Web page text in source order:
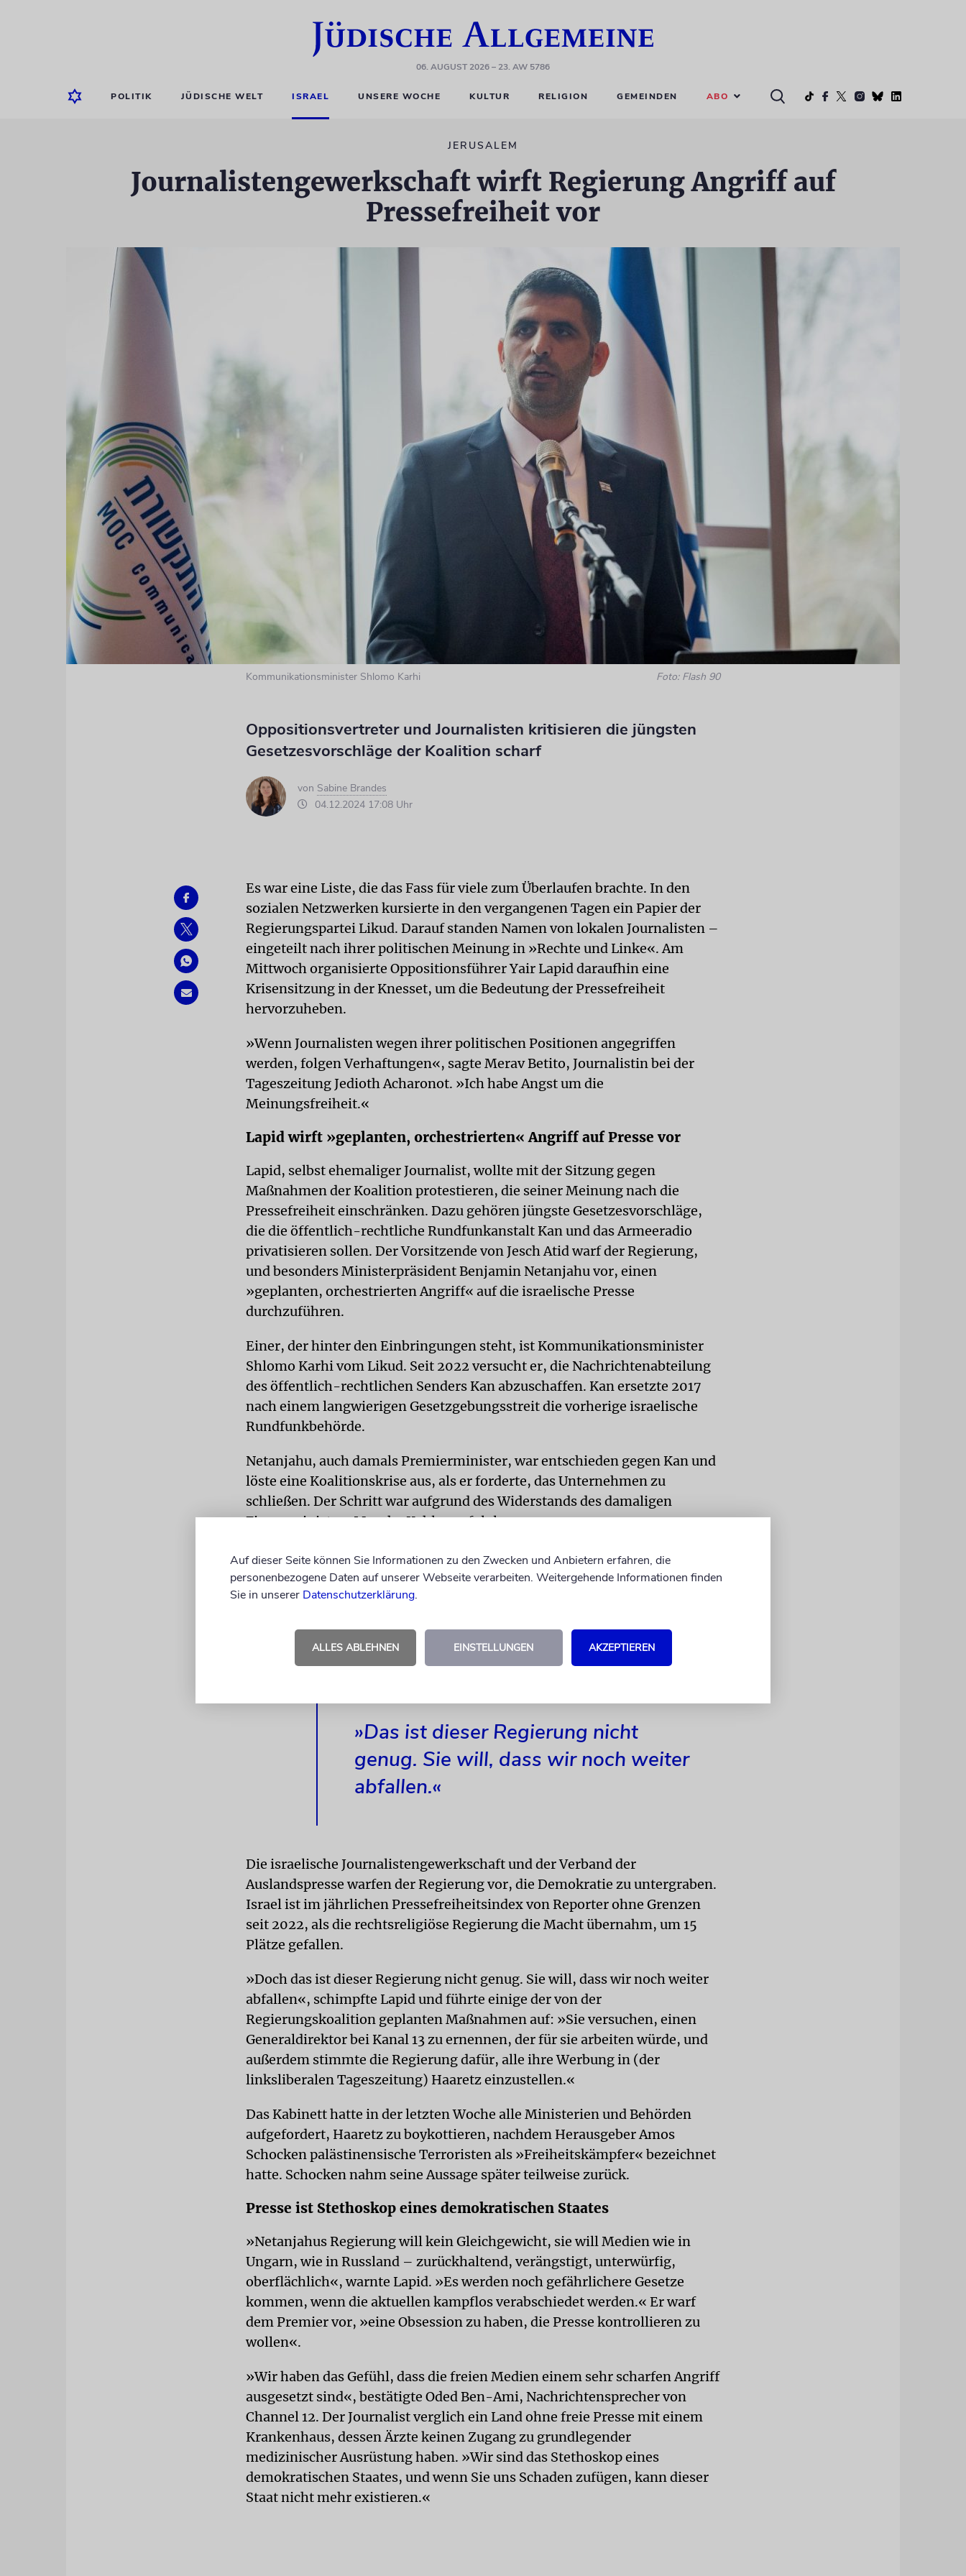
06. AUGUST 2026– 23. AW 5786
POLITIK JÜDISCHE WELT ISRAEL UNSERE WOCHE KULTUR RELIGION GEMEINDEN ABO
JERUSALEM
Journalistengewerkschaft wirft Regierung Angriff auf
Pressefreiheit vor
Kommunikationsminister Shlomo Karhi Foto: Flash 90
Oppositionsvertreter und Journalisten kritisieren die jüngsten
Gesetzesvorschläge der Koalition scharf
von Sabine Brandes
04.12.2024 17:08 Uhr
Es war eine Liste, die das Fass für viele zum Überlaufen brachte. In den
sozialen Netzwerken kursierte in den vergangenen Tagen ein Papier der
Regierungspartei Likud. Darauf standen Namen von lokalen Journalisten –
eingeteilt nach ihrer politischen Meinung in »Rechte und Linke«. Am
Mittwoch organisierte Oppositionsführer Yair Lapid daraufhin eine
Krisensitzung in der Knesset, um die Bedeutung der Pressefreiheit
hervorzuheben.
»Wenn Journalisten wegen ihrer politischen Positionen angegriffen
werden, folgen Verhaftungen«, sagte Merav Betito, Journalistin bei der
Tageszeitung Jedioth Acharonot. »Ich habe Angst um die
Meinungsfreiheit.«
Lapid wirft »geplanten, orchestrierten« Angriff auf Presse vor
Lapid, selbst ehemaliger Journalist, wollte mit der Sitzung gegen
Maßnahmen der Koalition protestieren, die seiner Meinung nach die
Pressefreiheit einschränken. Dazu gehören jüngste Gesetzesvorschläge,
die die öffentlich-rechtliche Rundfunkanstalt Kan und das Armeeradio
privatisieren sollen. Der Vorsitzende von Jesch Atid warf der Regierung,
und besonders Ministerpräsident Benjamin Netanjahu vor, einen
»geplanten, orchestrierten Angriff« auf die israelische Presse
durchzuführen.
Einer, der hinter den Einbringungen steht, ist Kommunikationsminister
Shlomo Karhi vom Likud. Seit 2022 versucht er, die Nachrichtenabteilung
des öffentlich-rechtlichen Senders Kan abzuschaffen. Kan ersetzte 2017
nach einem langwierigen Gesetzgebungsstreit die vorherige israelische
Rundfunkbehörde.
Netanjahu, auch damals Premierminister, war entschieden gegen Kan und
löste eine Koalitionskrise aus, als er forderte, das Unternehmen zu
schließen. Der Schritt war aufgrund des Widerstands des damaligen
Finanzministers Mosche Kahlon erfolglos.
Bei der Sitzung wies Karhi Vorwürfe zurück, die Regierung arbeite daran,
die Presse einzuschränken. Er sprach davon, dass die Gesetze tatsächlich
die Meinungsfreiheit erhöhen werden und argumentierte, die von der
Abschaffung regionaler Beschränkungen für den Wettbewerb öffnen. Er
machte zudem klar: »Ich arbeite für die Öffentlichkeit und nicht für die
»Das ist dieser Regierung nicht
genug. Sie will, dass wir noch weiter
abfallen.«
Die israelische Journalistengewerkschaft und der Verband der
Auslandspresse warfen der Regierung vor, die Demokratie zu untergraben.
Israel ist im jährlichen Pressefreiheitsindex von Reporter ohne Grenzen
seit 2022, als die rechtsreligiöse Regierung die Macht übernahm, um 15
Plätze gefallen.
»Doch das ist dieser Regierung nicht genug. Sie will, dass wir noch weiter
abfallen«, schimpfte Lapid und führte einige der von der
Regierungskoalition geplanten Maßnahmen auf: »Sie versuchen, einen
Generaldirektor bei Kanal 13 zu ernennen, der für sie arbeiten würde, und
außerdem stimmte die Regierung dafür, alle ihre Werbung in (der
linksliberalen Tageszeitung) Haaretz einzustellen.«
Das Kabinett hatte in der letzten Woche alle Ministerien und Behörden
aufgefordert, Haaretz zu boykottieren, nachdem Herausgeber Amos
Schocken palästinensische Terroristen als »Freiheitskämpfer« bezeichnet
hatte. Schocken nahm seine Aussage später teilweise zurück.
Presse ist Stethoskop eines demokratischen Staates
»Netanjahus Regierung will kein Gleichgewicht, sie will Medien wie in
Ungarn, wie in Russland – zurückhaltend, verängstigt, unterwürfig,
oberflächlich«, warnte Lapid. »Es werden noch gefährlichere Gesetze
kommen, wenn die aktuellen kampflos verabschiedet werden.« Er warf
dem Premier vor, »eine Obsession zu haben, die Presse kontrollieren zu
wollen«.
»Wir haben das Gefühl, dass die freien Medien einem sehr scharfen Angriff
ausgesetzt sind«, bestätigte Oded Ben-Ami, Nachrichtensprecher von
Channel 12. Der Journalist verglich ein Land ohne freie Presse mit einem
Krankenhaus, dessen Ärzte keinen Zugang zu grundlegender
medizinischer Ausrüstung haben. »Wir sind das Stethoskop eines
demokratischen Staates, und wenn Sie uns Schaden zufügen, kann dieser
Staat nicht mehr existieren.«
Auf dieser Seite können Sie Informationen zu den Zwecken und Anbietern erfahren, die
personenbezogene Daten auf unserer Webseite verarbeiten. Weitergehende Informationen finden
Sie in unserer Datenschutzerklärung.
ALLES ABLEHNEN EINSTELLUNGEN AKZEPTIEREN